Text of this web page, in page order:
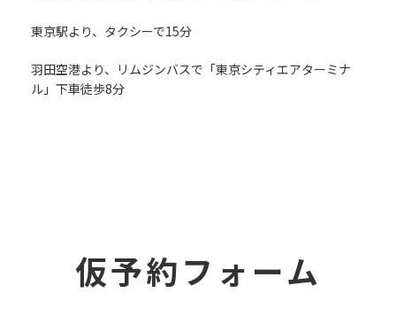
東京駅より、タクシーで15分
羽田空港より、リムジンバスで「東京シティエアターミナ
ル」下車徒歩8分
仮予約フォーム